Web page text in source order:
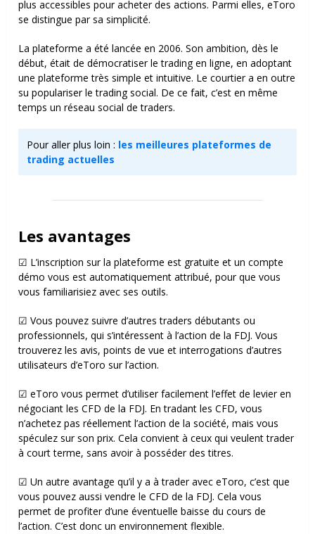
plus accessibles pour acheter des actions. Parmi elles, eToro
se distingue par sa simplicité.
La plateforme a été lancée en 2006. Son ambition, dès le
début, était de démocratiser le trading en ligne, en adoptant
une plateforme très simple et intuitive. Le courtier a en outre
su populariser le trading social. De ce fait, c’est en même
temps un réseau social de traders.
Pour aller plus loin : les meilleures plateformes de
trading actuelles
Les avantages
☑ L’inscription sur la plateforme est gratuite et un compte
démo vous est automatiquement attribué, pour que vous
vous familiarisiez avec ses outils.
☑ Vous pouvez suivre d’autres traders débutants ou
professionnels, qui s’intéressent à l’action de la FDJ. Vous
trouverez les avis, points de vue et interrogations d’autres
utilisateurs d’eToro sur l’action.
☑ eToro vous permet d’utiliser facilement l’effet de levier en
négociant les CFD de la FDJ. En tradant les CFD, vous
n’achetez pas réellement l’action de la société, mais vous
spéculez sur son prix. Cela convient à ceux qui veulent trader
à court terme, sans avoir à posséder des titres.
☑ Un autre avantage qu’il y a à trader avec eToro, c’est que
vous pouvez aussi vendre le CFD de la FDJ. Cela vous
permet de profiter d’une éventuelle baisse du cours de
l’action. C’est donc un environnement flexible.